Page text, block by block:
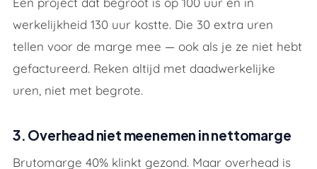
werkelijkheid 130 uur kostte. Die 30 extra uren
tellen voor de marge mee — ook als je ze niet hebt
gefactureerd. Reken altijd met daadwerkelijke
uren, niet met begrote.
3. Overhead niet meenemen in nettomarge
Brutomarge 40% klinkt gezond. Maar overhead is